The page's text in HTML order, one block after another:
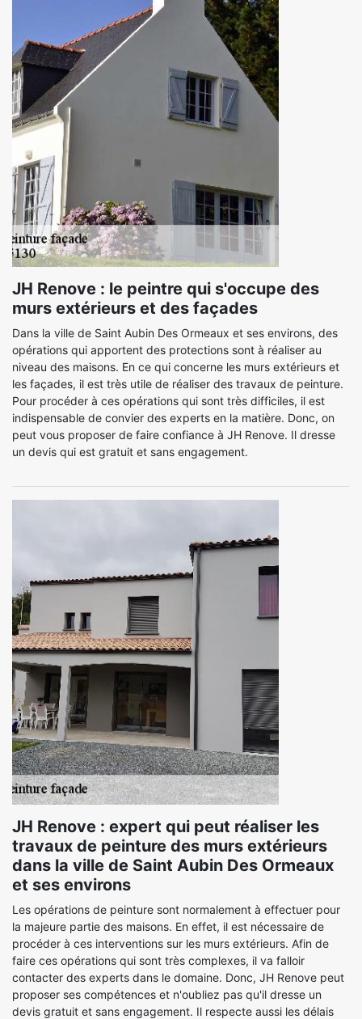
JH Renove : le peintre qui s'occupe des
murs extérieurs et des façades
Dans la ville de Saint Aubin Des Ormeaux et ses environs, des
opérations qui apportent des protections sont à réaliser au
niveau des maisons. En ce qui concerne les murs extérieurs et
les façades, il est très utile de réaliser des travaux de peinture.
Pour procéder à ces opérations qui sont très difficiles, il est
indispensable de convier des experts en la matière. Donc, on
peut vous proposer de faire confiance à JH Renove. Il dresse
un devis qui est gratuit et sans engagement.
JH Renove : expert qui peut réaliser les
travaux de peinture des murs extérieurs
dans la ville de Saint Aubin Des Ormeaux
et ses environs
Les opérations de peinture sont normalement à effectuer pour
la majeure partie des maisons. En effet, il est nécessaire de
procéder à ces interventions sur les murs extérieurs. Afin de
faire ces opérations qui sont très complexes, il va falloir
contacter des experts dans le domaine. Donc, JH Renove peut
proposer ses compétences et n'oubliez pas qu'il dresse un
devis gratuit et sans engagement. Il respecte aussi les délais